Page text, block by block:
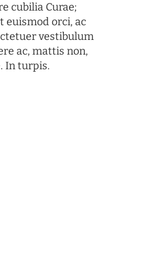
cubilia Curae;
euismod orci, ac
vestibulum
ac, mattis non,
In turpis.